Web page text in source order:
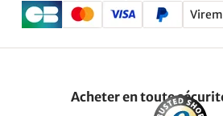
Acheter en toute